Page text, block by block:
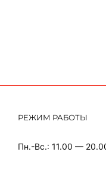
РЕЖИМ РАБОТЫ
Пн.-Вс.: 11.00 —